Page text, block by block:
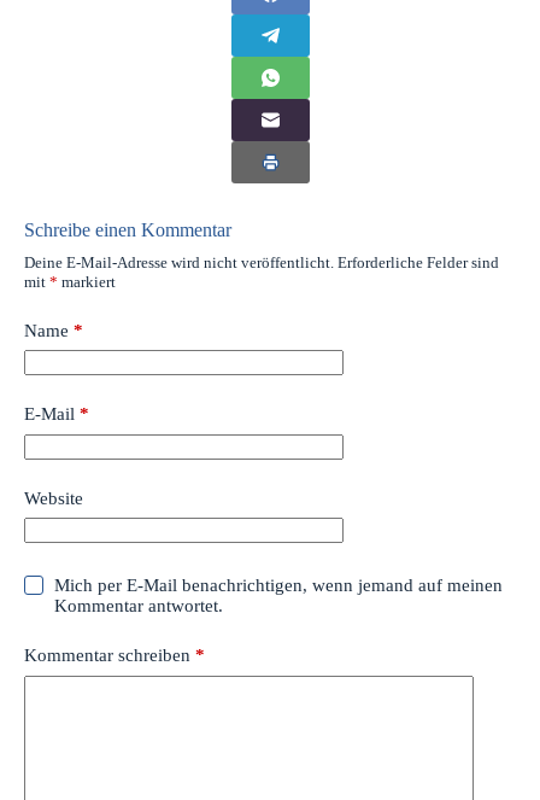
Schreibe einen Kommentar
Deine E-Mail-Adresse wird nicht veröffentlicht. Erforderliche Felder sind
mit * markiert
Name *
E-Mail *
Website
Mich per E-Mail benachrichtigen, wenn jemand auf meinen
Kommentar antwortet.
Kommentar schreiben *